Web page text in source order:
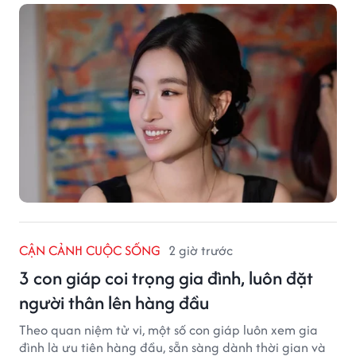
CẬN CẢNH CUỘC SỐNG 2 giờ trước
3 con giáp coi trọng gia đình, luôn đặt
người thân lên hàng đầu
Theo quan niệm tử vi, một số con giáp luôn xem gia
đình là ưu tiên hàng đầu, sẵn sàng dành thời gian và